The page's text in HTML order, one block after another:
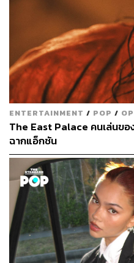
นอกจากการทำอาหารแล้ว
และบทบาทที่แตกต่างกันก็เ
พวกเขาดูมีชีวิตชีวา ไม่ว่าจ
หลงใหลในการลิ้มรสสิ่งต่าง
ปล่อยมีมอย่างไม่ลดละ แต่ลึกๆ
ภาระให้กับคนอื่น ซิลแช็ค ส
และ เซนชิน คนแคระที่เนิร์ด
เมื่อประกอบร่างกันกลายเป็
แก่เรื่องราวมากขึ้น
ENTERTAINMENT / POP /
The East Palace คนเล่นขอ
ฉากแอ็กชัน